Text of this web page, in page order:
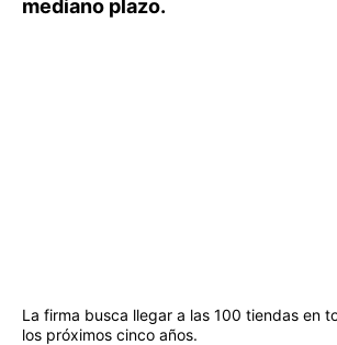
mediano plazo.
La firma busca llegar a las 100 tiendas en
los próximos cinco años.